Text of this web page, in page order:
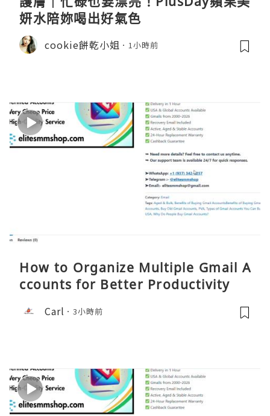
妍水陪妳喝出好氣色
cookie餅乾小姐 1小時前
How to Organize Multiple Gmail A
ccounts for Better Productivity
Carl 3小時前